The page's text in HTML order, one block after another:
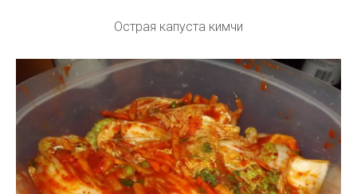
Острая капуста кимчи